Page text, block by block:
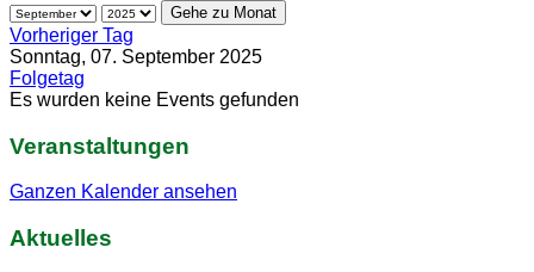
Gehe zu Monat
Vorheriger Tag
Sonntag, 07. September 2025
Folgetag
Es wurden keine Events gefunden
Veranstaltungen
Ganzen Kalender ansehen
Aktuelles